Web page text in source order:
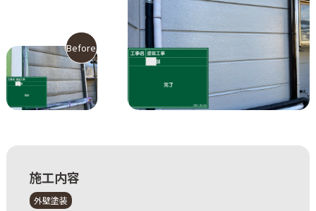
Before
施工内容
外壁塗装